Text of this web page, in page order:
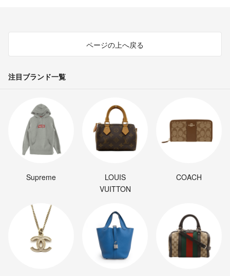
ページの上へ戻る
注目ブランド一覧
Supreme
LOUIS
VUITTON
COACH